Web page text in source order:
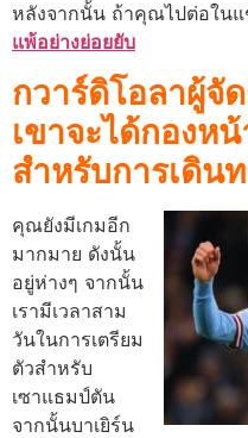
หลังจากนั้น ถ้าคุณไปต่อในแ
แพ้อย่างย่อยยับ
กวาร์ดิโอลาผู้จั
เขาจะได้กองห
สำหรับการเดิน
คุณยังมีเกมอีก
มากมาย ดังนั้น
อยู่ห่างๆ จากนั้น
เรามีเวลาสาม
วันในการเตรียม
ตัวสำหรับ
เซาแธมป์ตัน
จากนั้นบาเยิร์น